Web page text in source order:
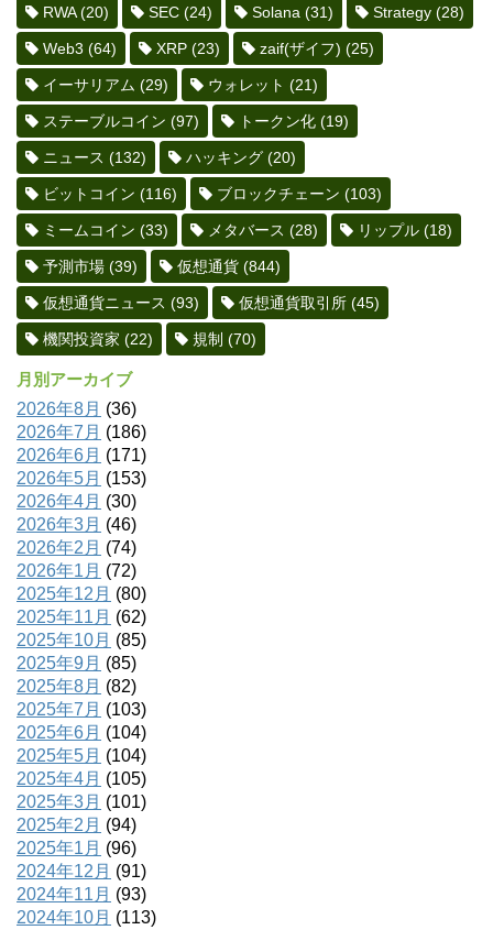
RWA(20) SEC (24) Solana (31) Strategy (28)
Web3 (64) XRP (23) zaif(ザイフ) (25)
イーサリアム (29) ウォレット (21)
ステーブルコイン (97) トークン化 (19)
ニュース (132) ハッキング (20)
ビットコイン (116) ブロックチェーン (103)
ミームコイン (33) メタバース (28) リップル (18)
予測市場 (39) 仮想通貨 (844)
仮想通貨ニュース (93) 仮想通貨取引所 (45)
機関投資家 (22) 規制 (70)
月別アーカイブ
2026年8月 (36)
2026年7月 (186)
2026年6月 (171)
2026年5月 (153)
2026年4月 (30)
2026年3月 (46)
2026年2月 (74)
2026年1月 (72)
2025年12月 (80)
2025年11月 (62)
2025年10月 (85)
2025年9月 (85)
2025年8月 (82)
2025年7月 (103)
2025年6月 (104)
2025年5月 (104)
2025年4月 (105)
2025年3月 (101)
2025年2月 (94)
2025年1月 (96)
2024年12月 (91)
2024年11月 (93)
2024年10月 (113)